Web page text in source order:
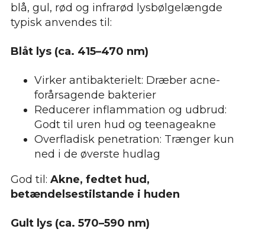
blå, gul, rød og infrarød lysbølgelængde
typisk anvendes til:
Blåt lys (ca. 415–470 nm)
Virker antibakterielt: Dræber acne-
forårsagende bakterier
Reducerer inflammation og udbrud:
Godt til uren hud og teenageakne
Overfladisk penetration: Trænger kun
ned i de øverste hudlag
God til: Akne, fedtet hud,
betændelsestilstande i huden
Gult lys (ca. 570–590 nm)